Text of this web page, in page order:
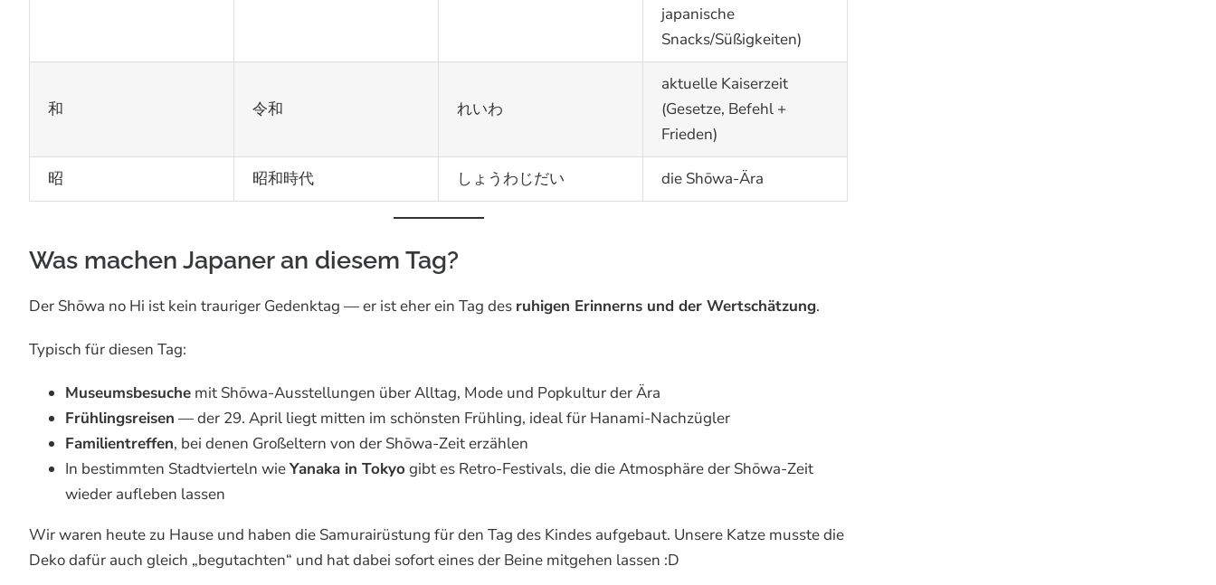
japanische
Snacks/Süßigkeiten)
和 令和 れいわ
aktuelle Kaiserzeit
(Gesetze, Befehl +
Frieden)
昭 昭和時代 しょうわじだい die Shōwa-Ära
Was machen Japaner an diesem Tag?
Der Shōwa no Hi ist kein trauriger Gedenktag — er ist eher ein Tag des ruhigen Erinnerns und der Wertschätzung.
Typisch für diesen Tag:
Museumsbesuche mit Shōwa-Ausstellungen über Alltag, Mode und Popkultur der Ära
Frühlingsreisen — der 29. April liegt mitten im schönsten Frühling, ideal für Hanami-Nachzügler
Familientreffen, bei denen Großeltern von der Shōwa-Zeit erzählen
In bestimmten Stadtvierteln wieYanaka in Tokyo gibt es Retro-Festivals, die die Atmosphäre der Shōwa-Zeit
wieder aufleben lassen
Wir waren heute zu Hause und haben die Samurairüstung für den Tag des Kindes aufgebaut. Unsere Katze musste die
Deko dafür auch gleich „begutachten“ und hat dabei sofort eines der Beine mitgehen lassen :D